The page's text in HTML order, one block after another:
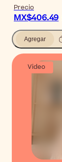
Precio
MX$406.49
Agregar
Video